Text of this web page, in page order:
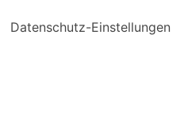
Datenschutz-Einstellungen